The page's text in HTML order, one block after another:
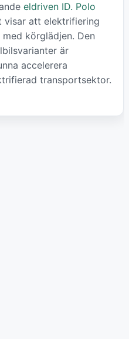
eldriven ID. Polo
visar att elektrifiering
körglädjen. Den
är
accelerera
transportsektor.